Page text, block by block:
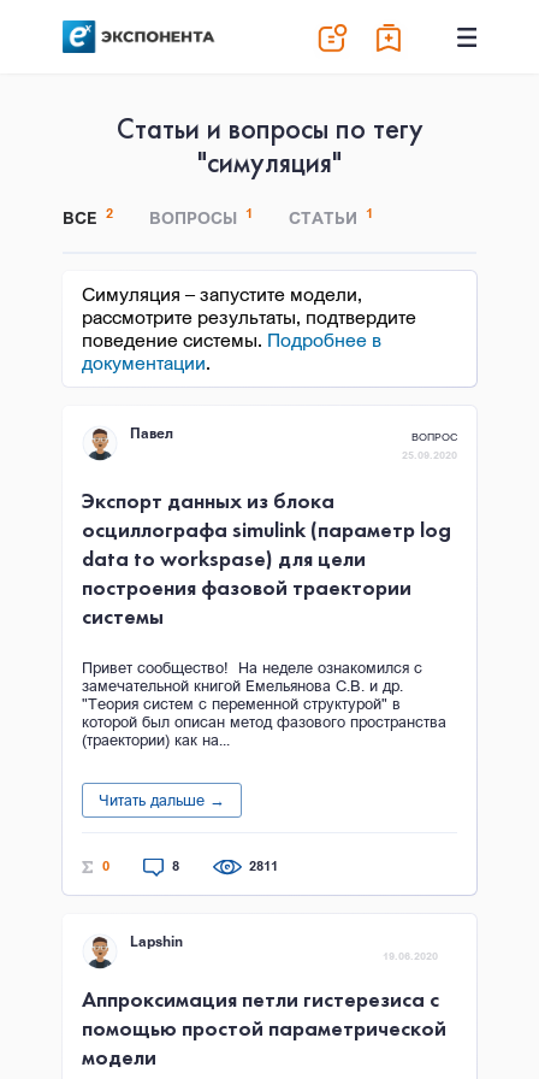
Статьи и вопросы по тегу
"симуляция"
ВСЕ 2 ВОПРОСЫ 1 СТАТЬИ 1
Симуляция – запустите модели,
рассмотрите результаты, подтвердите
поведение системы. Подробнее в
документации.
ВОПРОС
25.09.2020
Павел
Экспорт данных из блока
осциллографа simulink (параметр log
data to workspase) для цели
построения фазовой траектории
системы
Привет сообщество! На неделе ознакомился с
замечательной книгой Емельянова С.В. и др.
"Теория систем с переменной структурой" в
которой был описан метод фазового пространства
(траектории) как на...
Читать дальше →
0 8 2811
19.06.2020
Lapshin
Аппроксимация петли гистерезиса с
помощью простой параметрической
модели